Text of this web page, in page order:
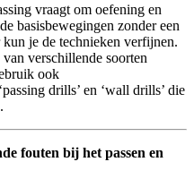
vraagt om oefening en
basisbewegingen zonder een
kun‌ je de technieken verfijnen.
⁢verschillende soorten
ook
​drills’ ⁣en ‘wall drills’​ die
⁣fouten bij⁢ het ⁤passen en